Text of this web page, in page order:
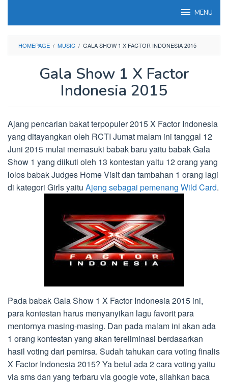
MENU
HOMEPAGE / MUSIC / GALA SHOW 1 X FACTOR INDONESIA 2015
Gala Show 1 X Factor
Indonesia 2015
Ajang pencarian bakat terpopuler 2015 X Factor Indonesia
yang ditayangkan oleh RCTI Jumat malam ini tanggal 12
Juni 2015 mulai memasuki babak baru yaitu babak Gala
Show 1 yang diikuti oleh 13 kontestan yaitu 12 orang yang
lolos babak Judges Home Visit dan tambahan 1 orang lagi
di kategori Girls yaitu Ajeng sebagai pemenang Wild Card.
Pada babak Gala Show 1 X Factor Indonesia 2015 ini,
para kontestan harus menyanyikan lagu favorit para
mentornya masing-masing. Dan pada malam ini akan ada
1 orang kontestan yang akan tereliminasi berdasarkan
hasil voting dari pemirsa. Sudah tahukan cara voting finalis
X Factor Indonesia 2015? Ya betul ada 2 cara voting yaitu
via sms dan yang terbaru via google vote, silahkan baca